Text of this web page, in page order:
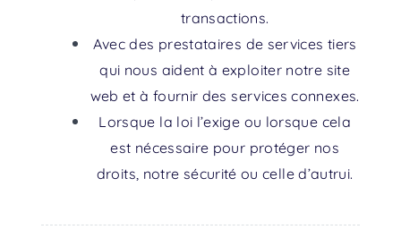
transactions.
Avec des prestataires de services tiers
qui nous aident à exploiter notre site
web et à fournir des services connexes.
Lorsque la loi l’exige ou lorsque cela
est nécessaire pour protéger nos
droits, notre sécurité ou celle d’autrui.